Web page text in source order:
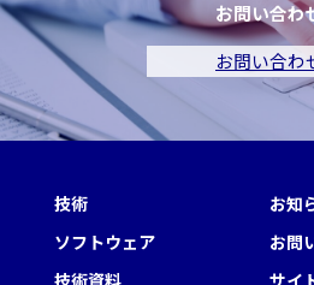
お問い合わ
お問い合わ
技術
ソフトウェア
お知
お問